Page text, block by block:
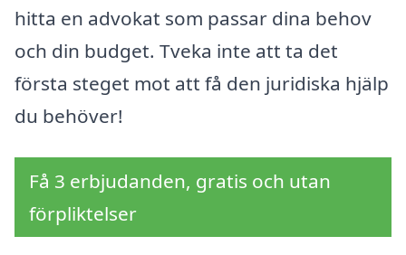
hitta en advokat som passar dina behov
och din budget. Tveka inte att ta det
första steget mot att få den juridiska hjälp
du behöver!
Få 3 erbjudanden, gratis och utan
förpliktelser